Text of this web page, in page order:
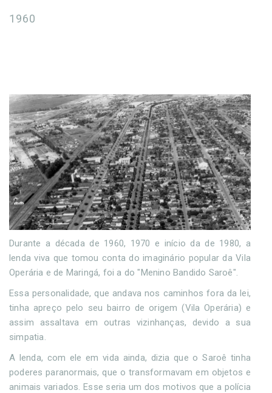
1960
Durante a década de 1960, 1970 e início da de 1980, a
lenda viva que tomou conta do imaginário popular da Vila
Operária e de Maringá, foi a do "Menino Bandido Saroê".
Essa personalidade, que andava nos caminhos fora da lei,
tinha apreço pelo seu bairro de origem (Vila Operária) e
assim assaltava em outras vizinhanças, devido a sua
simpatia.
A lenda, com ele em vida ainda, dizia que o Saroê tinha
poderes paranormais, que o transformavam em objetos e
animais variados. Esse seria um dos motivos que a polícia